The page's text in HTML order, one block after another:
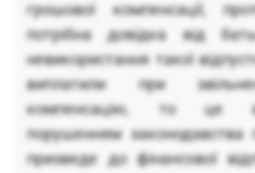
грошової компенсації,
потрібна довідка від
невикористання такої
виплатили при
компенсацію, то це
порушенням
призведе до фінансової